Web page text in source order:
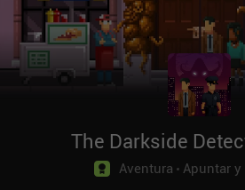
The Darkside
Aventura Apuntar